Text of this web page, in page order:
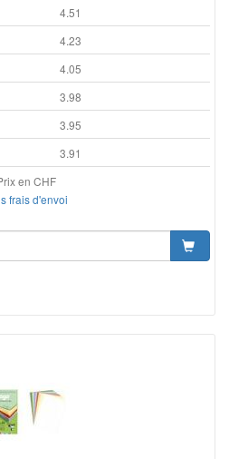
4.51
4.23
4.05
3.98
3.95
3.91
en CHF
frais d'envoi